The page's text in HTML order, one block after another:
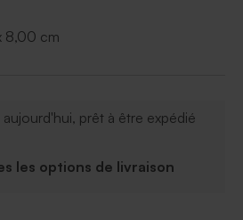
8,00 cm
prêt à être expédié
les options de livraison